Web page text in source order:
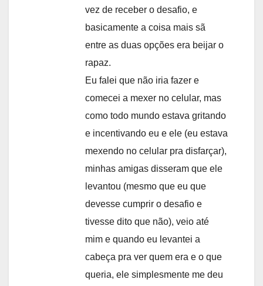
vez de receber o desafio, e
basicamente a coisa mais sã
entre as duas opções era beijar o
rapaz.
Eu falei que não iria fazer e
comecei a mexer no celular, mas
como todo mundo estava gritando
e incentivando eu e ele (eu estava
mexendo no celular pra disfarçar),
minhas amigas disseram que ele
levantou (mesmo que eu que
devesse cumprir o desafio e
tivesse dito que não), veio até
mim e quando eu levantei a
cabeça pra ver quem era e o que
queria, ele simplesmente me deu